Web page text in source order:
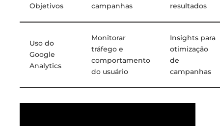
Objetivos
campanhas
resultados
Uso do
Google
Analytics
Monitorar
tráfego e
comportamento
do usuário
Insights para
otimização
de
campanhas